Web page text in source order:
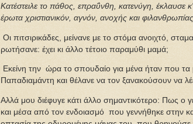
Κατέστειλε το πάθος, επραΰνθη, κατενύγη,
έρωτα χριστιανικόν, αγνόν, ανοχής και
Οι πιτσιρικάδες, μείνανε με το στόμα ανοιχτό,
ρωτήσανε: έχει κι άλλο τέτοιο παραμύθι μαμά;
Εκείνη την ώρα το σπουδαίο για μένα ήταν που
Παπαδιαμάντη και θέλανε να τον ξανακούσουν να
Αλλά μου διέφυγε κάτι άλλο σημαντικότερο: Πως ο
και μέσα από τον ενδοιασμό που γεννήθηκε στην